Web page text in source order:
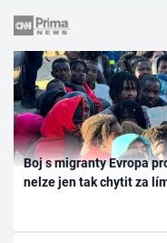
Boj s migranty Evropa
nelze jen tak chytit za